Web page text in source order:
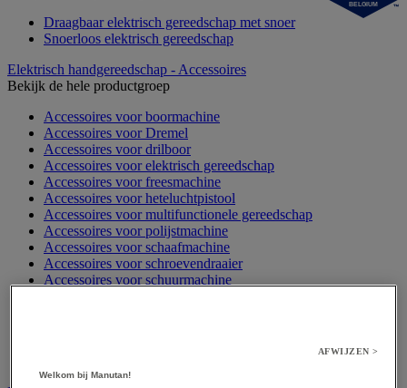
Draagbaar elektrisch gereedschap met snoer
Snoerloos elektrisch gereedschap
Elektrisch handgereedschap - Accessoires
Bekijk de hele productgroep
Accessoires voor boormachine
Accessoires voor Dremel
Accessoires voor drilboor
Accessoires voor elektrisch gereedschap
Accessoires voor freesmachine
Accessoires voor heteluchtpistool
Accessoires voor multifunctionele gereedschap
Accessoires voor polijstmachine
Accessoires voor schaafmachine
Accessoires voor schroevendraaier
Accessoires voor schuurmachine
BELGIUM
AFWIJZEN >
Welkom bij Manutan!